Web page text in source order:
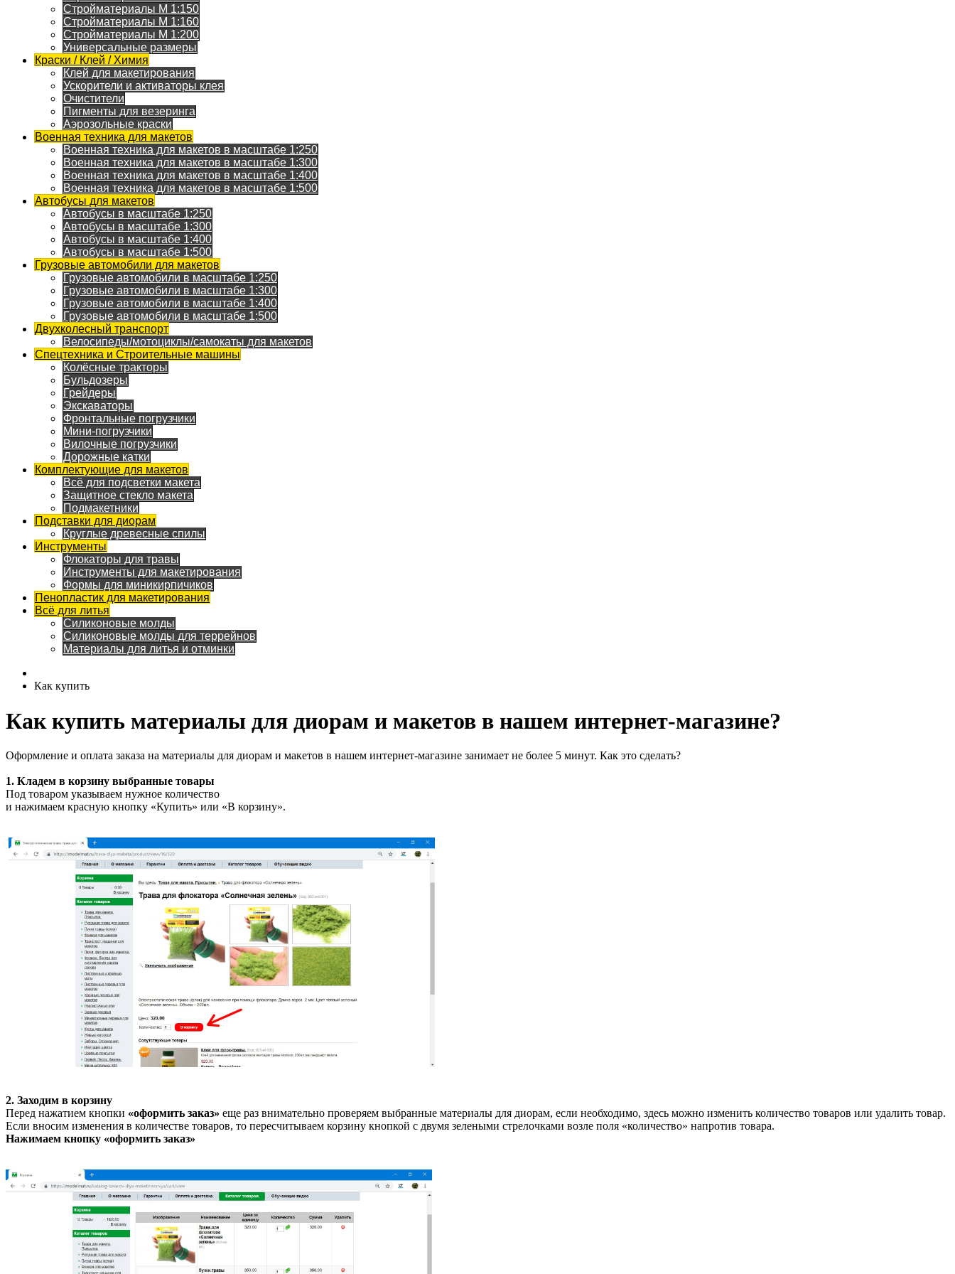
Стройматериалы M 1:150
Стройматериалы M 1:160
Стройматериалы M 1:200
Универсальные размеры
Краски / Клей / Химия
Клей для макетирования
Ускорители и активаторы клея
Очистители
Пигменты для везеринга
Аэрозольные краски
Военная техника для макетов
Военная техника для макетов в масштабе 1:250
Военная техника для макетов в масштабе 1:300
Военная техника для макетов в масштабе 1:400
Военная техника для макетов в масштабе 1:500
Автобусы для макетов
Автобусы в масштабе 1:250
Автобусы в масштабе 1:300
Автобусы в масштабе 1:400
Автобусы в масштабе 1:500
Грузовые автомобили для макетов
Грузовые автомобили в масштабе 1:250
Грузовые автомобили в масштабе 1:300
Грузовые автомобили в масштабе 1:400
Грузовые автомобили в масштабе 1:500
Двухколесный транспорт
Велосипеды/мотоциклы/самокаты для макетов
Спецтехника и Строительные машины
Колёсные тракторы
Бульдозеры
Грейдеры
Экскаваторы
Фронтальные погрузчики
Мини-погрузчики
Вилочные погрузчики
Дорожные катки
Комплектующие для макетов
Всё для подсветки макета
Защитное стекло макета
Подмакетники
Подставки для диорам
Круглые древесные спилы
Инструменты
Флокаторы для травы
Инструменты для макетирования
Формы для миникирпичиков
Пенопластик для макетирования
Всё для литья
Силиконовые молды
Силиконовые молды для террейнов
Материалы для литья и отминки
Как купить
Как купить материалы для диорам и макетов в нашем интернет-магазине?
Оформление и оплата заказа на материалы для диорам и макетов в нашем интернет-магазине занимает не более 5 минут. Как это сделать?
1. Кладем в корзину выбранные товары
Под товаром указываем нужное количество
и нажимаем красную кнопку «Купить» или «В корзину».
2. Заходим в корзину
Перед нажатием кнопки «оформить заказ» еще раз внимательно проверяем выбранные материалы для диорам, если необходимо, здесь можно изменить количество товаров или удалить товар.
Если вносим изменения в количестве товаров, то пересчитываем корзину кнопкой с двумя зелеными стрелочками возле поля «количество» напротив товара.
Нажимаем кнопку «оформить заказ»